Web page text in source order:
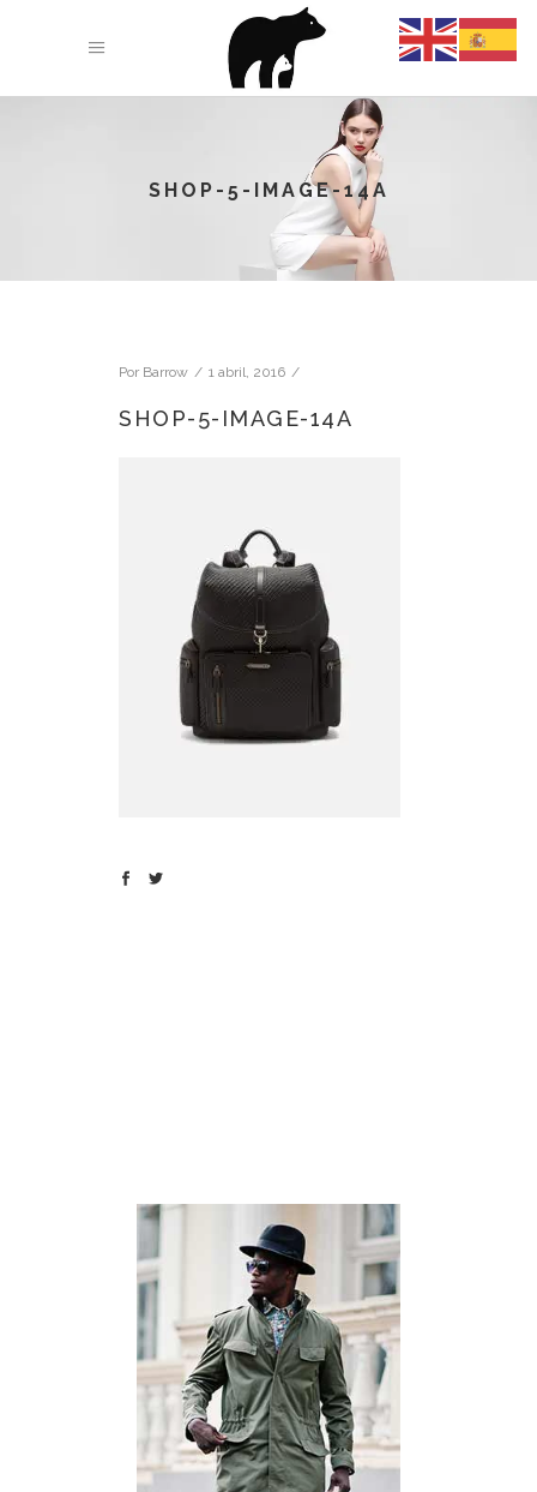
SHOP-5-IMAGE-14A
Por Barrow 1 abril, 2016
SHOP-5-IMAGE-14A